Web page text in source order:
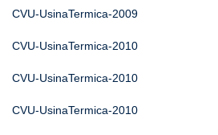
CVU-UsinaTermica-2009
CVU-UsinaTermica-2010
CVU-UsinaTermica-2010
CVU-UsinaTermica-2010